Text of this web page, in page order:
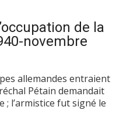
de la
novembre
allemandes entraient
Pétain demandait
; l’armistice fut signé le